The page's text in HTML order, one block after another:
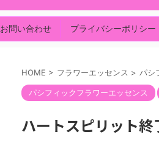
お問い合わせ プライバシーポリシー
HOME > フラワーエッセンス > パシ
パシフィックフラワーエッセンス
ハートスピリット終